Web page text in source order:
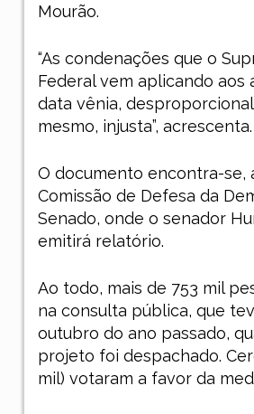
Mourão.
“As condenações que o
Federal vem aplicando aos
data vênia,
mesmo, injusta”, acrescenta.
O documento encontra-se,
Comissão de Defesa da
Senado, onde o senador
emitirá relatório.
Ao todo, mais de 753 mil
na consulta pública, que
outubro do ano passado,
projeto foi despachado.
mil) votaram a favor da